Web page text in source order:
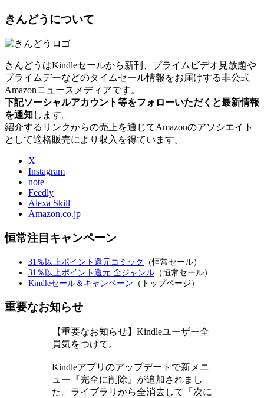
きんどうについて
きんどうはKindleセールから新刊、プライムビデオ見放題や
プライムデーなどのタイムセール情報をお届けする非公式
Amazonニュースメディアです。
下記ソーシャルアカウント等をフォローいただくと最新情報
を通知します。
紹介するリンクからの売上を通じてAmazonのアソシエイト
として適格販売により収入を得ています。
X
Instagram
note
Feedly
Alexa Skill
Amazon.co.jp
恒常注目キャンペーン
31％以上ポイント還元コミック
（恒常セール）
31％以上ポイント還元 全ジャンル （恒常セール）
Kindleセール＆キャンペーン （トップページ）
重要なお知らせ
【重要なお知らせ】Kindleユーザー全
員気をつけて。
Kindleアプリのアップデートで新メニ
ュー『完全に削除』が追加されまし
た。ライブラリから全消去して「次に